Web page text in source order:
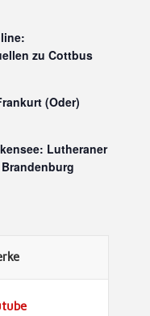
zu Cottbus
(Oder)
Lutheraner